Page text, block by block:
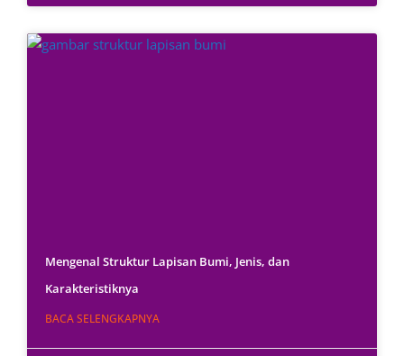
Mengenal Struktur Lapisan Bumi, Jenis, dan
Karakteristiknya
BACA SELENGKAPNYA